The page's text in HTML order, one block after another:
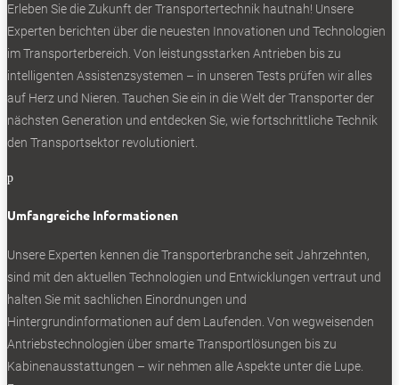
zwischen drei Fahrmodi. Egal welche Einstellung, stets
stiebt der wuchtige Pickup beim Tritt aufs Fahrpedal
vehement davon. Während Verbrenner-Pickups meist eher
gemächlich Fahrt aufnehmen. Dabei wiegt der wuchtige
Maxus mitsamt Fahrer immerhin rund 2,4 Tonnen. Bleibt
bis zur zulässigen Gesamtmasse eine Nutzlast von 900
Kilo.
Mit knapp 5,4 Meter Länge hat der Maxus T90 EV das
ganz anders. Gestartet wird per Zündschlüssel, obwohl
hier nichts mehr zündet. Die Armaturen zeigen mit Tacho
und Powermeter als beherrschenden Instrumenten einen
gewohnten Zuschnitt, Anzeigen für den Stromvorrat, für
Reichweite und anderes mehr komplettieren das Bild.
Mittschiffs thront ein großer Bildschirm. Für wesentliche
Erleben Sie die Zukunft der Transportertechnik hautnah! Unsere
Experten berichten über die neuesten Innovationen und Technologien
im Transporterbereich. Von leistungsstarken Antrieben bis zu
intelligenten Assistenzsystemen – in unseren Tests prüfen wir alles
auf Herz und Nieren. Tauchen Sie ein in die Welt der Transporter der
nächsten Generation und entdecken Sie, wie fortschrittliche Technik
den Transportsektor revolutioniert.
p
Umfangreiche Informationen
Unsere Experten kennen die Transporterbranche seit Jahrzehnten,
sind mit den aktuellen Technologien und Entwicklungen vertraut und
halten Sie mit sachlichen Einordnungen und
Hintergrundinformationen auf dem Laufenden. Von wegweisenden
Antriebstechnologien über smarte Transportlösungen bis zu
Kabinenausstattungen – wir nehmen alle Aspekte unter die Lupe.